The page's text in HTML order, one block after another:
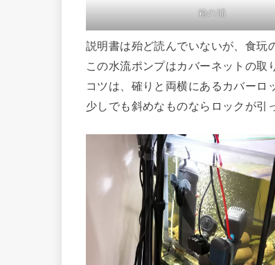
箱の浦
説明書は殆ど読んでいないが、食玩
この水流ポンプはカバーネットの取
コツは、確りと両横にあるカバーロ
少しでも斜めなものならロックが引